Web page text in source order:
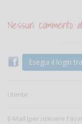
Nessun commento
Esegui il login
Utente:
E-Mail (per ricevere